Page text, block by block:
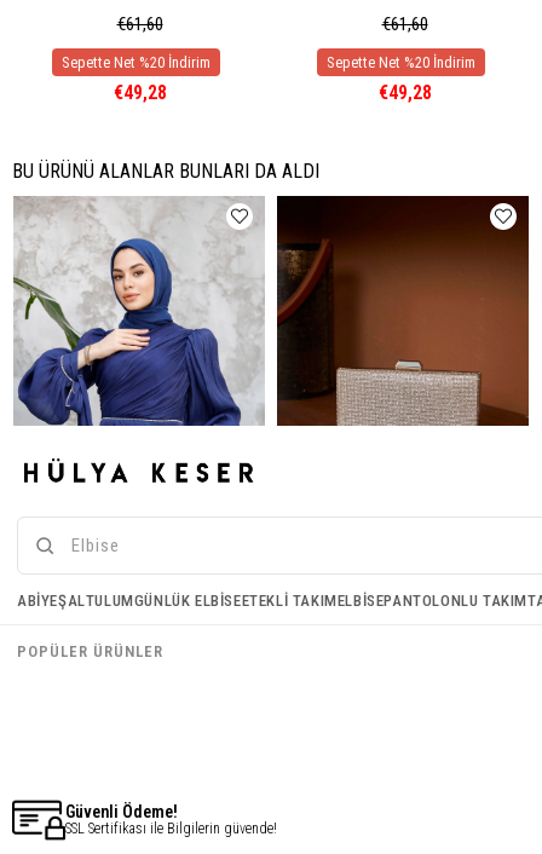
€61,60
€49,28
€61,60
€49,28
BU ÜRÜNÜ ALANLAR BUNLARI DA ALDI
Işıltı Kumaş Şal - Lacivert
€20,19
Portföy Çanta - Gümüş
Güvenli Ödeme!
SSL Sertifikası ile Bilgilerin güvende!
ABIYEŞALTULUMGÜNLÜK ELBISEETEKLI TAKIMELBISEPANTOLONLU TAKIM
POPÜLER ÜRÜNLER